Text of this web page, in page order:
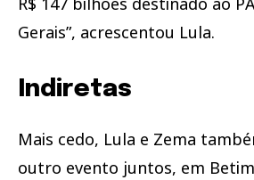
Gerais”, acrescentou Lula.
Indiretas
Mais cedo, Lula e Zema
outro evento juntos, em